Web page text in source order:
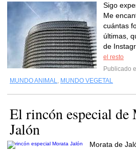
Sigo
Me
cuántas
últimas,
de
el resto
Publicado
MUNDO ANIMAL, MUNDO VEGETAL
El rincón especial de
Jalón
Morata de